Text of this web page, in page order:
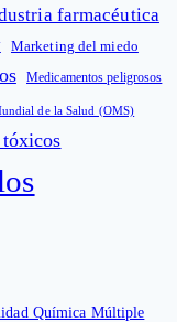
farmacéutica
Marketing del miedo
Medicamentos peligrosos
de la Salud (OMS)
Química Múltiple